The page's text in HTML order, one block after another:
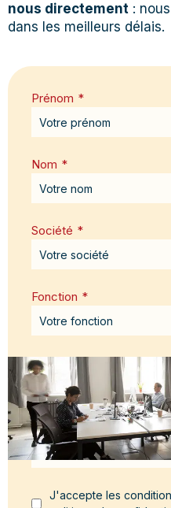
nous directement :
dans les meilleurs délais.
Prénom *
Nom *
Société *
Fonction *
Email
Message
J'accepte les